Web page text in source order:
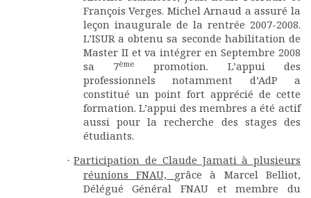
François Verges. Michel Arnaud a assuré la
leçon inaugurale de la rentrée 2007-2008.
L’ISUR a obtenu sa seconde habilitation de
Master II et va intégrer en Septembre 2008
sa 7ème
promotion. L’appui des
professionnels notamment d’AdP a
constitué un point fort apprécié de cette
formation. L’appui des membres a été actif
aussi pour la recherche des stages des
étudiants.
· Participation de Claude Jamati à plusieurs
réunions FNAU, grâce à Marcel Belliot,
Délégué Général FNAU et membre du